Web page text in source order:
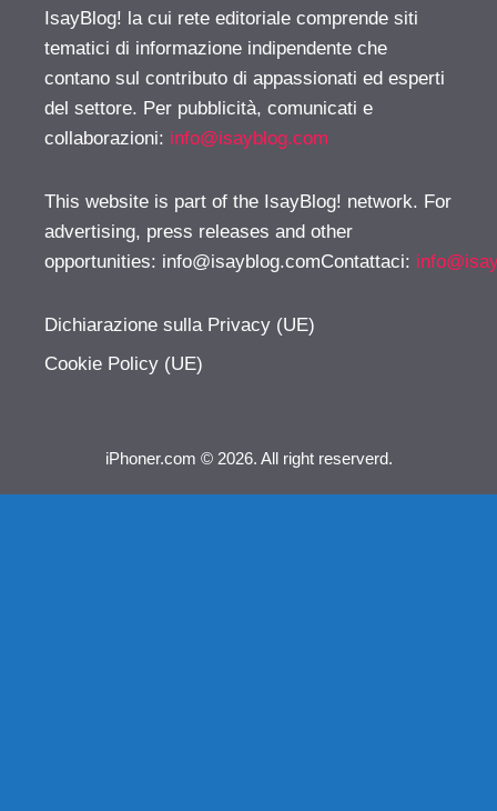
IsayBlog! la cui rete editoriale comprende siti
tematici di informazione indipendente che
contano sul contributo di appassionati ed esperti
del settore. Per pubblicità, comunicati e
collaborazioni: info@isayblog.com
This website is part of the IsayBlog! network. For
advertising, press releases and other
opportunities: info@isayblog.comContattaci:
Dichiarazione sulla Privacy (UE)
Cookie Policy (UE)
iPhoner.com © 2026. All right reserverd.